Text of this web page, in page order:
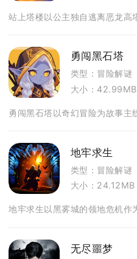
勇闯黑石塔
类型：冒险解谜
大小：42.99MB
地牢求生
类型：冒险解谜
大小：24.12MB
无尽噩梦